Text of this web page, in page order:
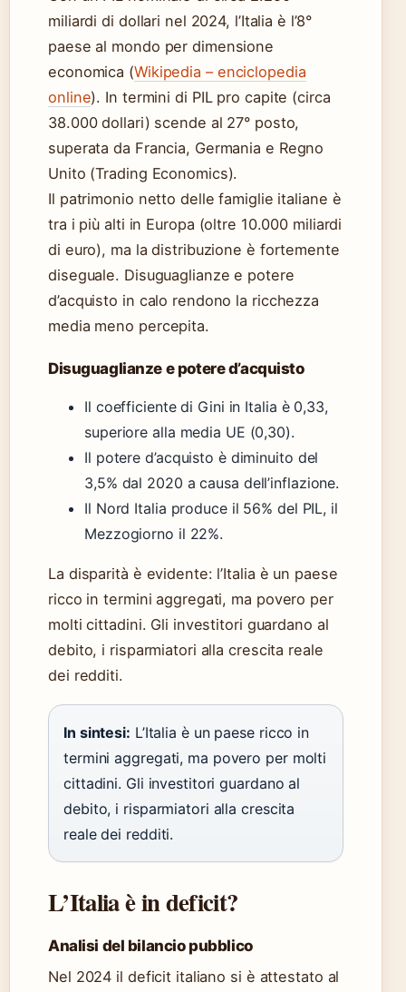
miliardi di dollari nel 2024, l’Italia è l’8°
paese al mondo per dimensione
economica (Wikipedia – enciclopedia
online). In termini di PIL pro capite (circa
38.000 dollari) scende al 27° posto,
superata da Francia, Germania e Regno
Unito (Trading Economics).
Il patrimonio netto delle famiglie italiane è
tra i più alti in Europa (oltre 10.000 miliardi
di euro), ma la distribuzione è fortemente
diseguale. Disuguaglianze e potere
d’acquisto in calo rendono la ricchezza
media meno percepita.
Disuguaglianze e potere d’acquisto
Il coefficiente di Gini in Italia è 0,33,
superiore alla media UE (0,30).
Il potere d’acquisto è diminuito del
3,5% dal 2020 a causa dell’inflazione.
Il Nord Italia produce il 56% del PIL, il
Mezzogiorno il 22%.
La disparità è evidente: l’Italia è un paese
ricco in termini aggregati, ma povero per
molti cittadini. Gli investitori guardano al
debito, i risparmiatori alla crescita reale
dei redditi.
In sintesi: L’Italia è un paese ricco in
termini aggregati, ma povero per molti
cittadini. Gli investitori guardano al
debito, i risparmiatori alla crescita
reale dei redditi.
L’Italia è in deficit?
Analisi del bilancio pubblico
Nel 2024 il deficit italiano si è attestato al